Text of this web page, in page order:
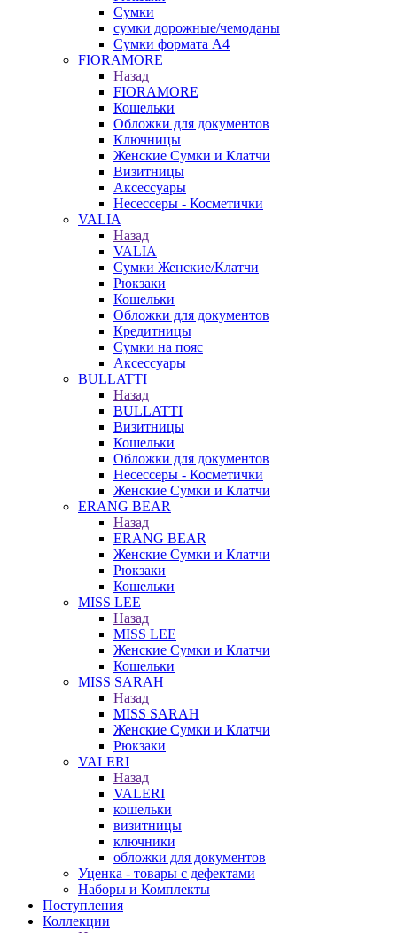
Сумки
сумки дорожные/чемоданы
Сумки формата А4
FIORAMORE
Назад
FIORAMORE
Кошельки
Обложки для документов
Ключницы
Женские Сумки и Клатчи
Визитницы
Аксессуары
Несессеры - Косметички
VALIA
Назад
VALIA
Сумки Женские/Клатчи
Рюкзаки
Кошельки
Обложки для документов
Кредитницы
Сумки на пояс
Аксессуары
BULLATTI
Назад
BULLATTI
Визитницы
Кошельки
Обложки для документов
Несессеры - Косметички
Женские Сумки и Клатчи
ERANG BEAR
Назад
ERANG BEAR
Женские Сумки и Клатчи
Рюкзаки
Кошельки
MISS LEE
Назад
MISS LEE
Женские Сумки и Клатчи
Кошельки
MISS SARAH
Назад
MISS SARAH
Женские Сумки и Клатчи
Рюкзаки
VALERI
Назад
VALERI
кошельки
визитницы
ключники
обложки для документов
Уценка - товары с дефектами
Наборы и Комплекты
Поступления
Коллекции